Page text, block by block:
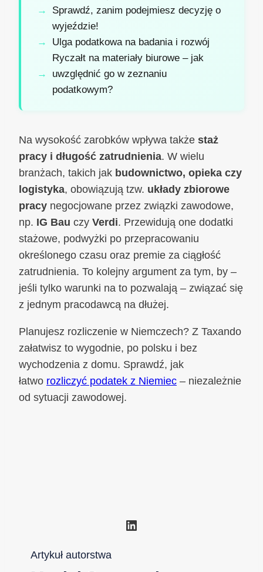
Sprawdź, zanim podejmiesz decyzję o
wyjeździe!
Ulga podatkowa na badania i rozwój
Ryczałt na materiały biurowe – jak
uwzględnić go w zeznaniu
podatkowym?
Na wysokość zarobków wpływa także staż
pracy i długość zatrudnienia. W wielu
branżach, takich jak budownictwo, opieka czy
logistyka, obowiązują tzw. układy zbiorowe
pracy negocjowane przez związki zawodowe,
np. IG Bau czy Verdi. Przewidują one dodatki
stażowe, podwyżki po przepracowaniu
określonego czasu oraz premie za ciągłość
zatrudnienia. To kolejny argument za tym, by –
jeśli tylko warunki na to pozwalają – związać się
z jednym pracodawcą na dłużej.
Planujesz rozliczenie w Niemczech? Z Taxando
załatwisz to wygodnie, po polsku i bez
wychodzenia z domu. Sprawdź, jak
łatwo rozliczyć podatek z Niemiec – niezależnie
od sytuacji zawodowej.
LinkedIn
Artykuł autorstwa